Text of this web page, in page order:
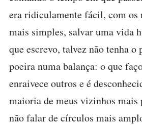
era ridiculamente fácil, com os
mais simples, salvar uma vida
que escrevo, talvez não tenha o
poeira numa balança: o que
enraivece outros e é
maioria de meus vizinhos mais
não falar de círculos mais